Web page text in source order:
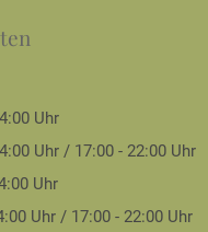
Uhr
Uhr / ­17:00 - 22:00 Uhr
Uhr
Uhr / ­17:00 - 22:00 Uhr